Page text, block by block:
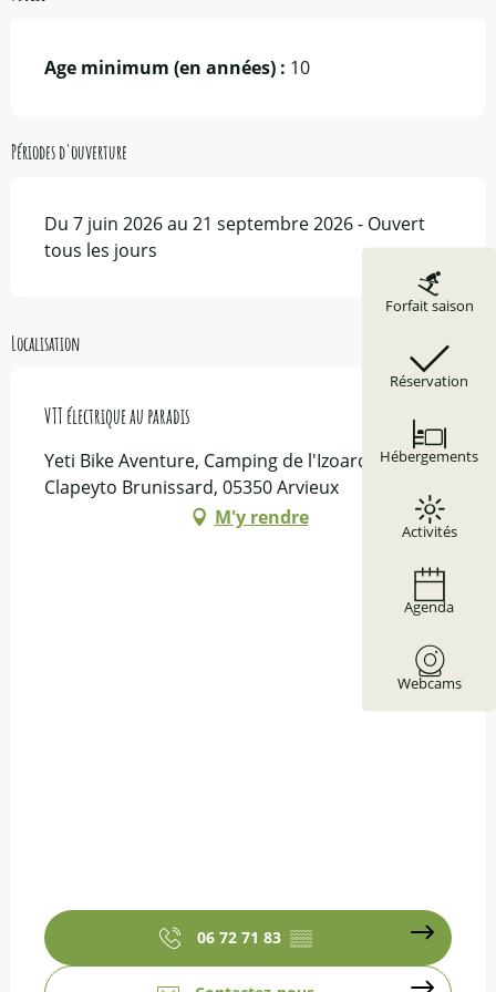
Forfait saison
Réservation
Hébergements
Activités
Agenda
Webcams
Age minimum (en années) : 10
Périodes d'ouverture
Du 7 juin 2026 au 21 septembre 2026 - Ouvert
tous les jours
Localisation
VTT électrique au paradis
Yeti Bike Aventure, Camping de l'Izoard, route de
Clapeyto Brunissard, 05350 Arvieux
M'y rendre
06 72 71 83 ▒▒